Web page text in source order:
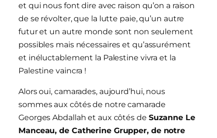
et qui nous font dire avec raison qu’on a raison
de se révolter, que la lutte paie, qu’un autre
futur et un autre monde sont non seulement
possibles mais nécessaires et qu’assurément
et inéluctablement la Palestine vivra et la
Palestine vaincra !
Alors oui, camarades, aujourd’hui, nous
sommes aux côtés de notre camarade
Georges Abdallah et aux côtés de Suzanne Le
Manceau, de Catherine Grupper, de notre